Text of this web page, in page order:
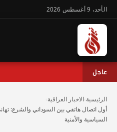
الأحد، 9 أغسطس 2026
عاجل
الرئيسية الاخبار العراقية
أول اتصال هاتفي بين السوداني والشرع:
السياسية والأمنية